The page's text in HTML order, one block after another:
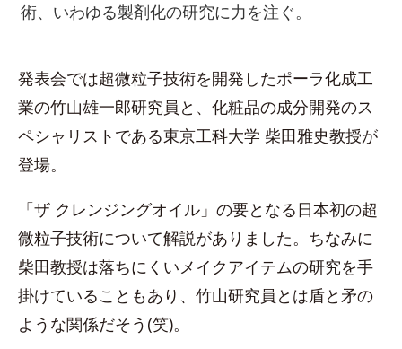
術、いわゆる製剤化の研究に力を注ぐ。
発表会では超微粒子技術を開発したポーラ化成工
業の竹山雄一郎研究員と、化粧品の成分開発のス
ペシャリストである東京工科大学 柴田雅史教授が
登場。
「ザ クレンジングオイル」の要となる日本初の超
微粒子技術について解説がありました。ちなみに
柴田教授は落ちにくいメイクアイテムの研究を手
掛けていることもあり、竹山研究員とは盾と矛の
ような関係だそう(笑)。